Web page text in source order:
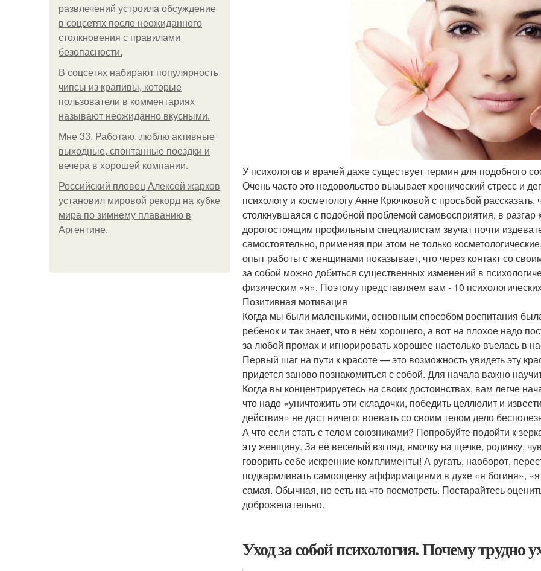
развлечений устроила обсуждение
в соцсетях после неожиданного
столкновения с правилами
безопасности.
В соцсетях набирают популярность
чипсы из крапивы, которые
пользователи в комментариях
называют неожиданно вкусными.
Мне 33. Работаю, люблю активные
выходные, спонтанные поездки и
вечера в хорошей компании.
Российский пловец Алексей жарков
установил мировой рекорд на кубке
мира по зимнему плаванию в
Аргентине.
У психологов и врачей даже существует термин для подобного
Очень часто это недовольство вызывает хронический стресс и
психологу и косметологу Анне Крючковой с просьбой
столкнувшаяся с подобной проблемой самовосприятия, в разгар
дорогостоящим профильным специалистам звучат почти
самостоятельно, применяя при этом не только
опыт работы с женщинами показывает, что через контакт со
за собой можно добиться существенных изменений в
физическим «я». Поэтому представляем вам - 10
Позитивная мотивация
Когда мы были маленькими, основным способом воспитания
ребенок и так знает, что в нём хорошего, а вот на плохое надо
за любой промах и игнорировать хорошее настолько въелась в
Первый шаг на пути к красоте — это возможность увидеть эту
придется заново познакомиться с собой. Для начала важно
Когда вы концентрируетесь на своих достоинствах, вам легче
что надо «уничтожить эти складочки, победить целлюлит и
действия» не даст ничего: воевать со своим телом дело
А что если стать с телом союзниками? Попробуйте подойти к
эту женщину. За её веселый взгляд, ямочку на щечке, родинку,
говорить себе искренние комплименты! А ругать, наоборот,
подкармливать самооценку аффирмациями в духе «я богиня»,
самая. Обычная, но есть на что посмотреть. Постарайтесь
доброжелательно.
Уход за собой психология. Почему трудно